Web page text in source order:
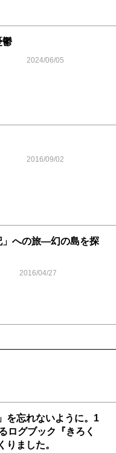
鬱
2024/06/05
2016/09/02
」への旅―幻の島を探
2016/04/27
を忘れないように。1
ログブック『きろく
りました。